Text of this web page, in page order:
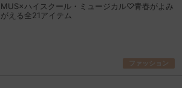
MUS×ハイスクール・ミュージカル♡青春がよみ
がえる全21アイテム
ファッション